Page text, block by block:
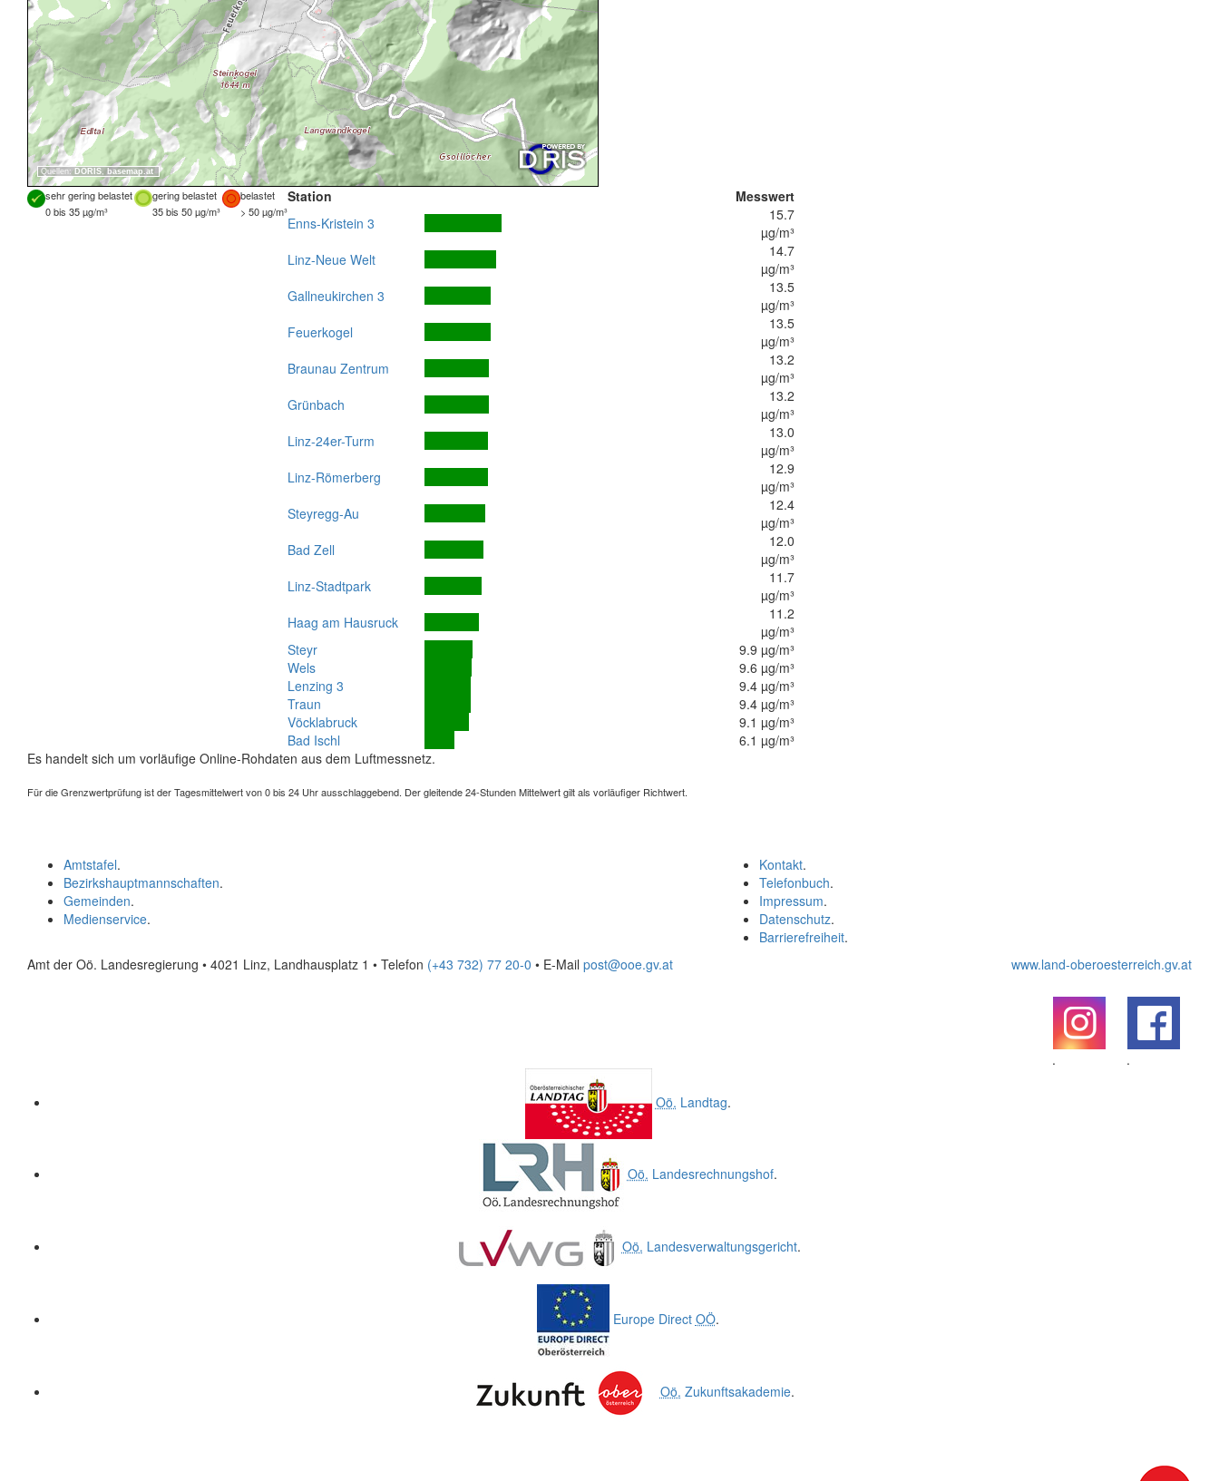
Quellen: DORIS, basemap.at
sehr gering belastet gering belastet
belastet
0 bis 35 µg/m³
35 bis 50 µg/m³ > 50 µg/m³
Station
Messwert
Enns-Kristein 3
15.7
µg/m³
Linz-Neue Welt
14.7
µg/m³
Gallneukirchen 3
13.5
µg/m³
Feuerkogel
13.5
µg/m³
Braunau Zentrum
13.2
µg/m³
Grünbach
13.2
µg/m³
Linz-24er-Turm
13.0
µg/m³
Linz-Römerberg
12.9
µg/m³
Steyregg-Au
12.4
µg/m³
Bad Zell
12.0
µg/m³
Linz-Stadtpark
11.7
µg/m³
Haag am Hausruck
11.2
µg/m³
Steyr
9.9 µg/m³
Wels
9.6 µg/m³
Lenzing 3
9.4 µg/m³
Traun
9.4 µg/m³
Vöcklabruck
9.1 µg/m³
Bad Ischl
6.1 µg/m³
Es handelt sich um vorläufige Online-Rohdaten aus dem Luftmessnetz.
Für die Grenzwertprüfung ist der Tagesmittelwert von 0 bis 24 Uhr ausschlaggebend. Der gleitende 24-Stunden Mittelwert gilt als vorläufiger Richtwert.
Kontakt.
Telefonbuch.
Impressum.
Datenschutz.
Barrierefreiheit.
Amtstafel.
Bezirkshauptmannschaften.
Gemeinden.
Medienservice.
Amt der Oö. Landesregierung • 4021 Linz, Landhausplatz 1 • Telefon (+43 732) 77 20-0 • E-Mail post@ooe.gv.at www.land-oberoesterreich.gv.at
.
.
Oö. Landtag.
Oö. Landesrechnungshof.
Oö. Landesverwaltungsgericht.
Europe Direct OÖ.
Oö. Zukunftsakademie.